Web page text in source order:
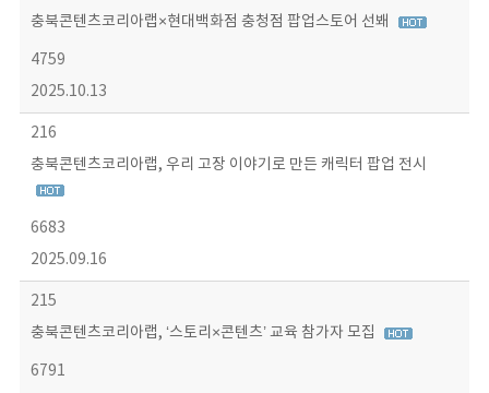
충북콘텐츠코리아랩×현대백화점 충청점 팝업스토어 선봬
4759
2025.10.13
216
충북콘텐츠코리아랩, 우리 고장 이야기로 만든 캐릭터 팝업 전시
6683
2025.09.16
215
충북콘텐츠코리아랩, ‘스토리×콘텐츠’ 교육 참가자 모집
6791